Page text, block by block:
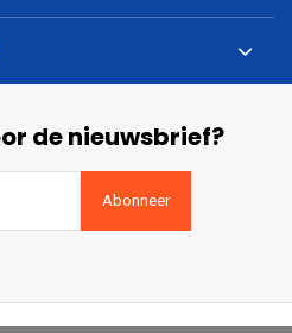
de nieuwsbrief?
Abonneer